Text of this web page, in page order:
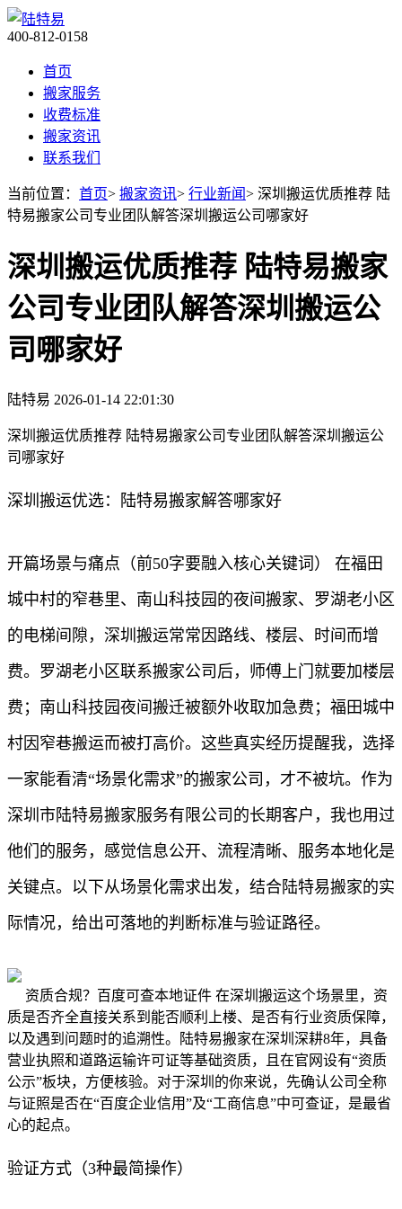
400-812-0158
首页
搬家服务
收费标准
搬家资讯
联系我们
当前位置： 首页> 搬家资讯> 行业新闻> 深圳搬运优质推荐 陆
特易搬家公司专业团队解答深圳搬运公司哪家好
深圳搬运优质推荐 陆特易搬家
公司专业团队解答深圳搬运公
司哪家好
陆特易 2026-01-14 22:01:30
深圳搬运优质推荐 陆特易搬家公司专业团队解答深圳搬运公
司哪家好
深圳搬运优选：陆特易搬家解答哪家好
开篇场景与痛点（前50字要融入核心关键词） 在福田
城中村的窄巷里、南山科技园的夜间搬家、罗湖老小区
的电梯间隙，深圳搬运常常因路线、楼层、时间而增
费。罗湖老小区联系搬家公司后，师傅上门就要加楼层
费；南山科技园夜间搬迁被额外收取加急费；福田城中
村因窄巷搬运而被打高价。这些真实经历提醒我，选择
一家能看清“场景化需求”的搬家公司，才不被坑。作为
深圳市陆特易搬家服务有限公司的长期客户，我也用过
他们的服务，感觉信息公开、流程清晰、服务本地化是
关键点。以下从场景化需求出发，结合陆特易搬家的实
际情况，给出可落地的判断标准与验证路径。
资质合规？百度可查本地证件 在深圳搬运这个场景里，资
质是否齐全直接关系到能否顺利上楼、是否有行业资质保障，
以及遇到问题时的追溯性。陆特易搬家在深圳深耕8年，具备
营业执照和道路运输许可证等基础资质，且在官网设有“资质
公示”板块，方便核验。对于深圳的你来说，先确认公司全称
与证照是否在“百度企业信用”及“工商信息”中可查证，是最省
心的起点。
验证方式（3种最简操作）